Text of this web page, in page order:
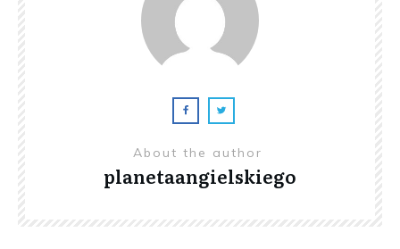
About the author
planetaangielskiego